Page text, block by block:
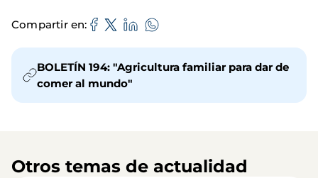
Compartir en
BOLETÍN 194: "Agricultura familiar para dar de
comer al mundo"
Otros temas de actualidad